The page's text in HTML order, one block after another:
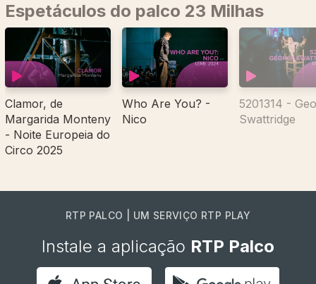
Espetáculos do palco 23 Milhas
Clamor, de
Margarida Monteny
- Noite Europeia do
Circo 2025
Who Are You? -
Nico
5201314 -
Swattridge
RTP PALCO | UM SERVIÇO RTP PLAY
Instale a aplicação RTP Palco